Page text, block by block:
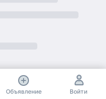
Объявление Войти